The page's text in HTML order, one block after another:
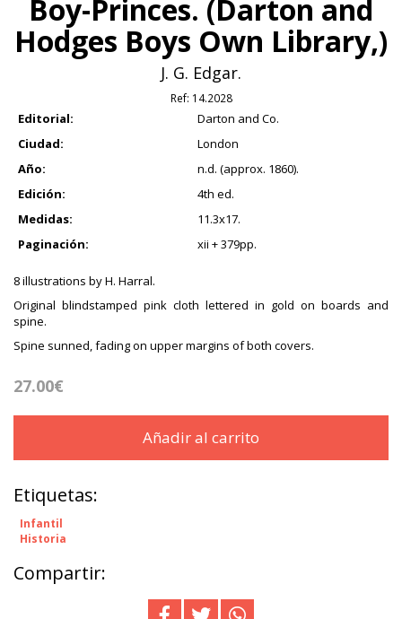
Boy-Princes. (Darton and
Hodges Boys Own Library,)
J. G. Edgar.
Ref: 14.2028
Editorial:
Darton and Co.
Ciudad:
London
Año:
n.d. (approx. 1860).
Edición:
4th ed.
Medidas:
11.3x17.
Paginación:
xii + 379pp.
8 illustrations by H. Harral.
Original blindstamped pink cloth lettered in gold on boards and
spine.
Spine sunned, fading on upper margins of both covers.
27.00€
Añadir al carrito
Etiquetas:
Infantil
Historia
Compartir: